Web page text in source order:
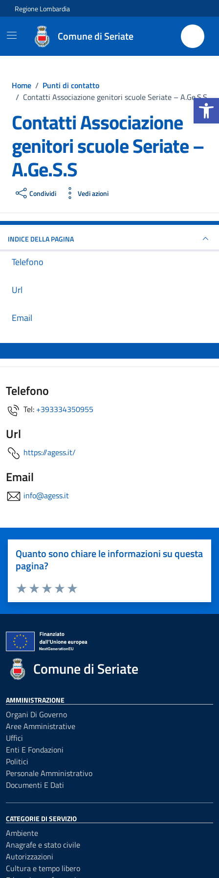
Apri la
Vai ai contenuti
Vai al footer
Regione Lombardia
Comune di Seriate
Home / Punti di contatto
/ Contatti Associazione genitori scuole Seriate – A.Ge.S.S
Contatti Associazione
genitori scuole Seriate –
A.Ge.S.S
Condividi Vedi azioni
INDICE DELLA PAGINA
Telefono
Url
Email
Telefono
Tel: +393334350955
Url
https://agess.it/
Email
info@agess.it
Quanto sono chiare le informazioni su questa
pagina?
Valuta 5 stelle su 5
Valuta 4 stelle su 5
Valuta 3 stelle su 5
Valuta 2 stelle su 5
Valuta 1 stelle su 5
Comune di Seriate
AMMINISTRAZIONE
Organi Di Governo
Aree Amministrative
Uffici
Enti E Fondazioni
Politici
Personale Amministrativo
Documenti E Dati
CATEGORIE DI SERVIZIO
Ambiente
Anagrafe e stato civile
Autorizzazioni
Cultura e tempo libero